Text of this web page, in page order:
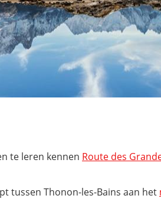
te leren kennen Route des
tussen Thonon-les-Bains aan het